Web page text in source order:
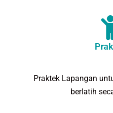
Praktek Lapangan
berlatih